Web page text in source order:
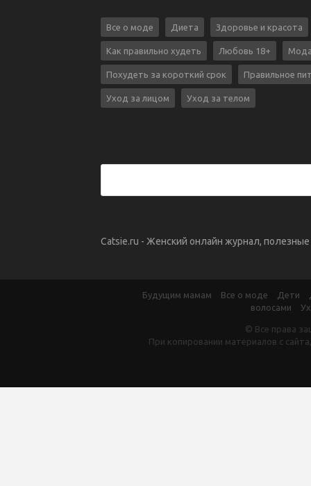
Все о моде Диета Здоровье и красота
Как правильно худеть Любовь 18+
Похудеть за короткий срок Правильное
Уход за лицом Уход за телом
Catsie.ru - Женский онлайн журнал,
Будущим мамам Все о моде Дети
волосами
© Все права
При копировании материалов с